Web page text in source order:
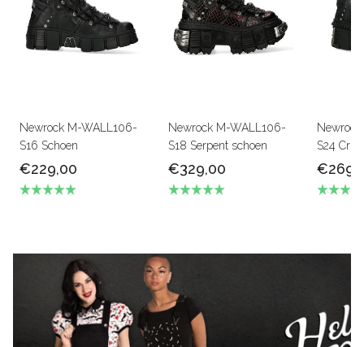
Newrock M-WALL106-
S16 Schoen
€229,00
Newrock M-WALL106-
S18 Serpent schoen
€329,00
S24